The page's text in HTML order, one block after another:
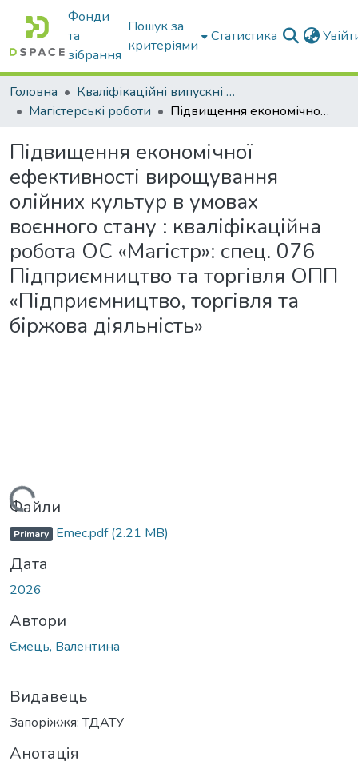
Фонди
та
зібрання
Пошук за
критеріями
Статистика
Головна
Кваліфікаційні випускні роботи бакалаврів і магістрів
Магістерські роботи
Підвищення економічної ефективності вирощування олійних культур в умовах воєнного стану : кваліфікаційна робота ОС «Магістр»: спец. 076 Підприємництво та торгівля ОПП «Підприємництво, торгівля та біржова діяльність»
Підвищення економічної
ефективності вирощування
олійних культур в умовах
воєнного стану : кваліфікаційна
робота ОС «Магістр»: спец. 076
Підприємництво та торгівля ОПП
«Підприємництво, торгівля та
біржова діяльність»
Файли
Primary Emec.pdf(2.21 MB)
Дата
2026
Автори
Ємець, Валентина
Видавець
Запоріжжя: ТДАТУ
Анотація